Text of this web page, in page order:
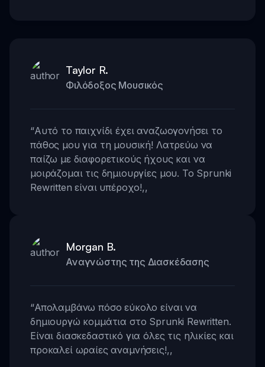
Taylor R.
Φιλόδοξος Μουσικός
“Αυτό το παιχνίδι έχει αναζωογονήσει το
πάθος μου για τη μουσική! Λατρεύω να
παίζω με διαφορετικούς ήχους και να
μοιράζομαι τις δημιουργίες μου. Το Sprunki
Rewritten είναι υπέροχο!,,
Morgan B.
Αναγνώστης της Διασκέδασης
“Απολαμβάνω πόσο εύκολο είναι να
δημιουργώ κομμάτια στο Sprunki Rewritten.
Είναι διασκεδαστικό για όλες τις ηλικίες και
προκαλεί ωραίες αναμνήσεις!,,